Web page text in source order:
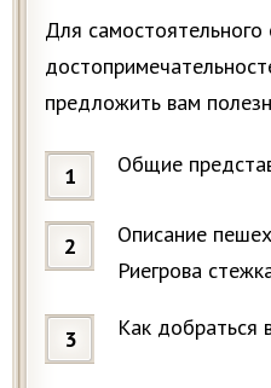
Для
предложить вам
Общие
Описание
Риегрова
Как добраться